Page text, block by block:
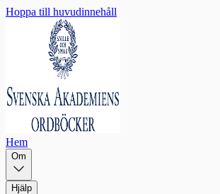
Hoppa till huvudinnehåll
Hem
Om
Hjälp